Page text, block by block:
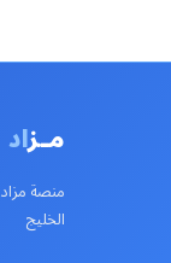
مـزاد
منصة
الخليج